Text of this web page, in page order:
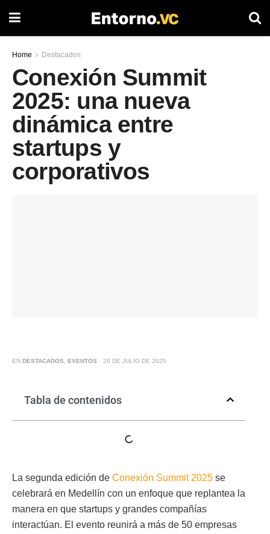
Home Destacados
Conexión Summit
2025: una nueva
dinámica entre
startups y
corporativos
EN DESTACADOS EVENTOS 29 DE JULIO DE 2025
Tabla de contenidos
La segunda edición de Conexión Summit 2025 se
celebrará en Medellín con un enfoque que replantea la
manera en que startups y grandes compañías
interactúan. El evento reunirá a más de 50 empresas